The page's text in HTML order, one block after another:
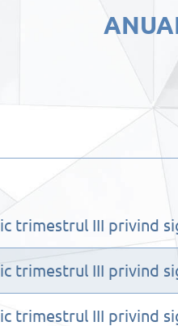
trimestrul III privind
trimestrul III privind
trimestrul III privind